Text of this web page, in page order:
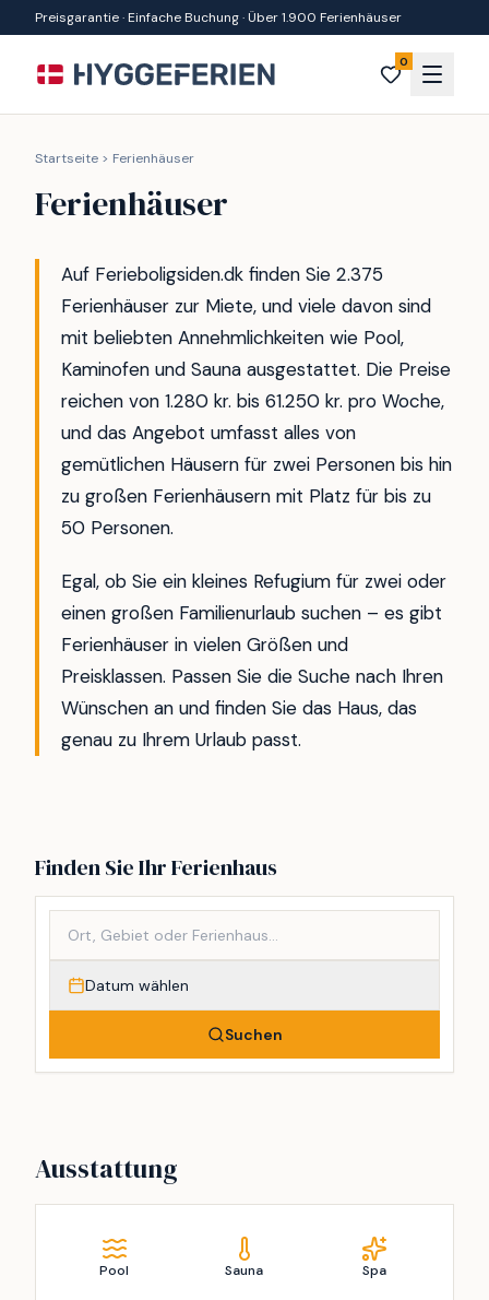
Zum Inhalt springen
Preisgarantie · Einfache Buchung · Über 1.900 Ferienhäuser
0
Startseite > Ferienhäuser
Ferienhäuser
Auf Ferieboligsiden.dk finden Sie 2.375
Ferienhäuser zur Miete, und viele davon sind
mit beliebten Annehmlichkeiten wie Pool,
Kaminofen und Sauna ausgestattet. Die Preise
reichen von 1.280 kr. bis 61.250 kr. pro Woche,
und das Angebot umfasst alles von
gemütlichen Häusern für zwei Personen bis hin
zu großen Ferienhäusern mit Platz für bis zu
50 Personen.
Egal, ob Sie ein kleines Refugium für zwei oder
einen großen Familienurlaub suchen – es gibt
Ferienhäuser in vielen Größen und
Preisklassen. Passen Sie die Suche nach Ihren
Wünschen an und finden Sie das Haus, das
genau zu Ihrem Urlaub passt.
Finden Sie Ihr Ferienhaus
Datum wählen
Suchen
Ausstattung
Pool Sauna Spa